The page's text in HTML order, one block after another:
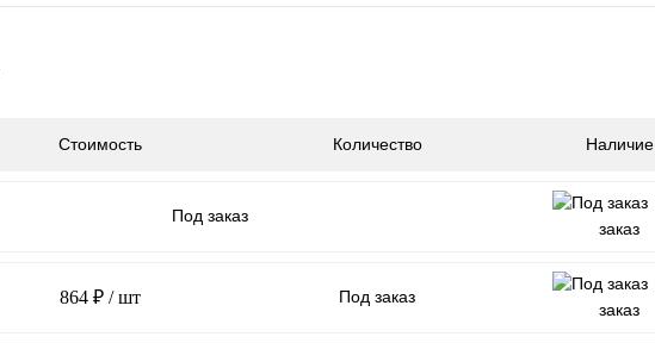
Стоимость Количество Наличие
Под заказ
заказ
864 ₽ / шт Под заказ
заказ